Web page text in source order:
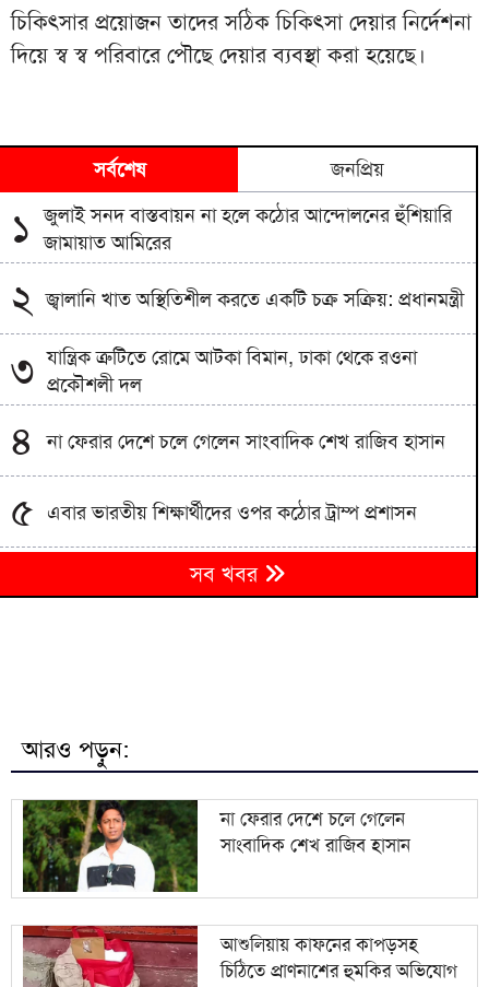
চিকিৎসার প্রয়োজন তাদের সঠিক চিকিৎসা দেয়ার নির্দেশনা
দিয়ে স্ব স্ব পরিবারে পৌছে দেয়ার ব্যবস্থা করা হয়েছে।
সর্বশেষ জনপ্রিয়
১ জুলাই সনদ বাস্তবায়ন না হলে কঠোর আন্দোলনের হুঁশিয়ারি
জামায়াত আমিরের
২ জ্বালানি খাত অস্থিতিশীল করতে একটি চক্র সক্রিয়: প্রধানমন্ত্রী
৩ যান্ত্রিক ত্রুটিতে রোমে আটকা বিমান, ঢাকা থেকে রওনা
প্রকৌশলী দল
৪ না ফেরার দেশে চলে গেলেন সাংবাদিক শেখ রাজিব হাসান
৫ এবার ভারতীয় শিক্ষার্থীদের ওপর কঠোর ট্রাম্প প্রশাসন
আশুলিয়ায় কাফনের কাপড়সহ চিঠিতে প্রাণনাশের হুমকির
অভিযোগ
ঘিরে বাঁশখালীতে উৎসব
৯ মাইক অপসারণ
১০ হাম ও হামের উপসর্গ নিয়ে আরও চার জনের মৃত্যু
সব খবর
আরও পড়ুন:
না ফেরার দেশে চলে গেলেন
সাংবাদিক শেখ রাজিব হাসান
আশুলিয়ায় কাফনের কাপড়সহ
চিঠিতে প্রাণনাশের হুমকির অভিযোগ